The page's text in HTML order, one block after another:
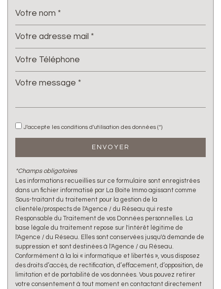
Presse et Tabac
statistiques
Nous n'avons pas pu déterminer de statistiques pour
cette ville
J'accepte les conditions d'utilisation des données (*)
ENVOYER
*Champs obligatoires
Les informations recueillies sur ce formulaire sont enregistrées
dans un fichier informatisé par La Boite Immo agissant comme
Sous-traitant du traitement pour la gestion de la
clientèle/prospects de l'Agence / du Réseau qui reste
Responsable du Traitement de vos Données personnelles. La
base légale du traitement repose sur l'intérêt légitime de
l'Agence / du Réseau. Elles sont conservées jusqu'à demande de
suppression et sont destinées à l'Agence / au Réseau.
Conformément à la loi « informatique et libertés », vous disposez
des droits d’accès, de rectification, d’effacement, d’opposition, de
limitation et de portabilité de vos données. Vous pouvez retirer
votre consentement à tout moment en contactant directement